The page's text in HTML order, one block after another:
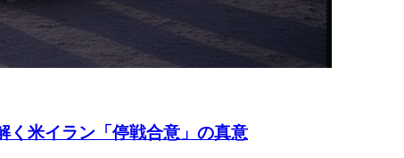
く米イラン「停戦合意」の真意